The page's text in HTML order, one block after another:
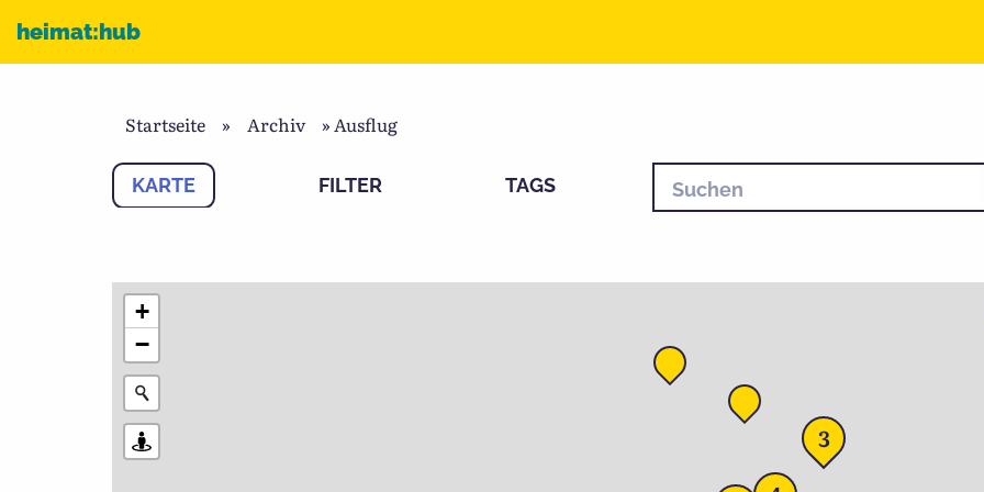
heimat:hub
Startseite » Archiv »Ausflug
KARTE FILTER TAGS
3
+
−